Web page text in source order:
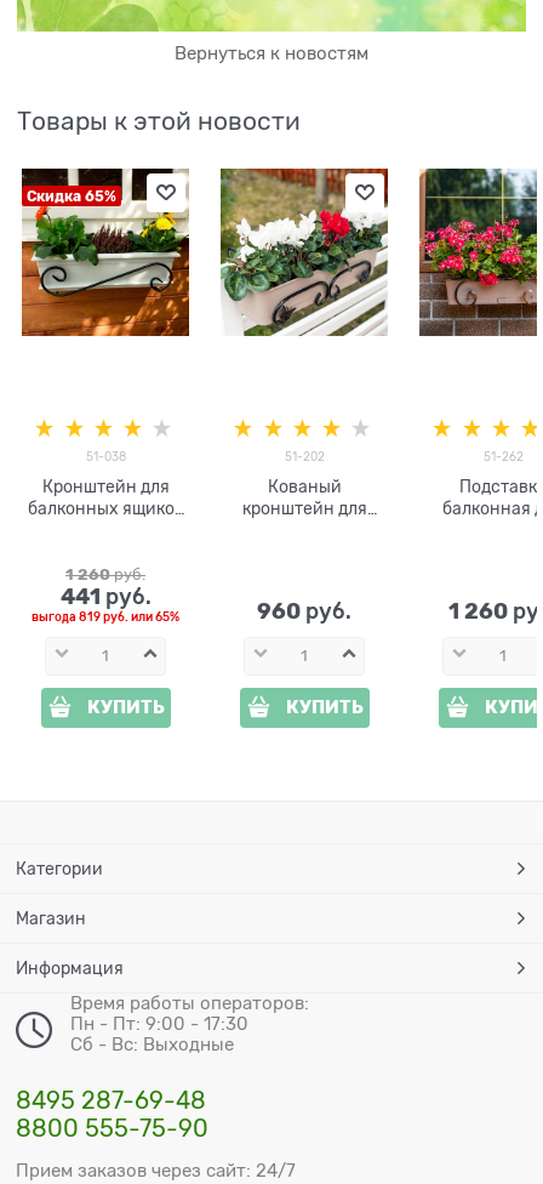
Вернуться к новостям
Товары к этой новости
Скидка 65%
51-038
Кронштейн для
балконных ящиков
1 260 руб.
441 руб.
выгода 819 руб. или65%
КУПИТЬ
51-202
Кованый
кронштейн для
960 руб.
КУПИТЬ
51-262
балконная
1 260
Категории
Магазин
Информация
Время работы операторов:
Пн - Пт: 9:00 - 17:30
Сб - Вс: Выходные
8495 287-69-48
8800 555-75-90
Прием заказов через сайт: 24/7